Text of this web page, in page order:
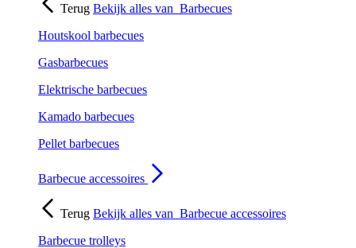
Terug Bekijk alles van Barbecues
Houtskool barbecues
Gasbarbecues
Elektrische barbecues
Kamado barbecues
Pellet barbecues
Barbecue accessoires
Terug Bekijk alles van Barbecue accessoires
Barbecue trolleys